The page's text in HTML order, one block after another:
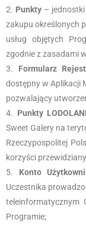
Punkty– jednostki
zakupu określonych
usług objętych
zgodnie z zasadami
Formularz
dostępny w Aplikacji
pozwalający
Punkty
Sweet Galery na
Rzeczypospolitej
korzyści
Konto
Uczestnika
teleinformatycznym
Programie;